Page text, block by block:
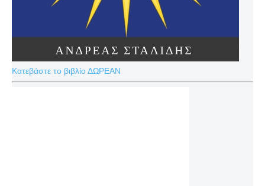
Κατεβάστε το βιβλίο ΔΩΡΕΑΝ